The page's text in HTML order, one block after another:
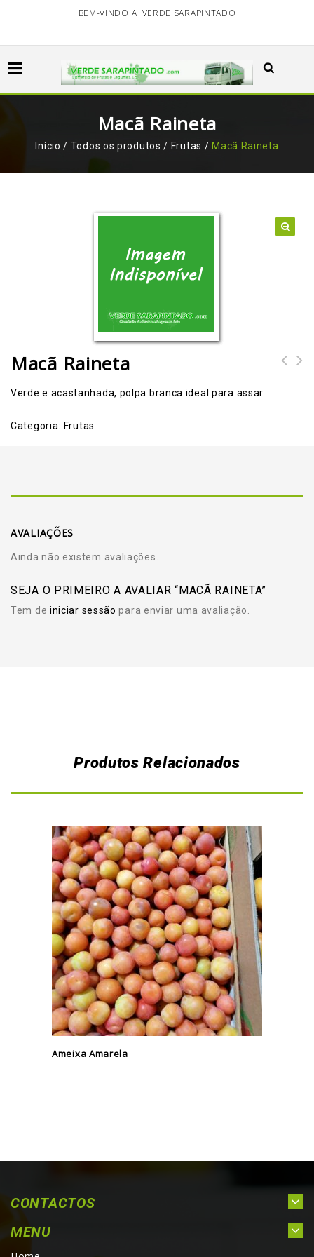
BEM-VINDO A VERDE SARAPINTADO
Macã Raineta
Início / Todos os produtos / Frutas / Macã Raineta
Macã Raineta
Verde e acastanhada, polpa branca ideal para assar.
Categoria: Frutas
AVALIAÇÕES
Ainda não existem avaliações.
SEJA O PRIMEIRO A AVALIAR “MACÃ RAINETA”
Tem de iniciar sessão para enviar uma avaliação.
Produtos Relacionados
Ameixa Amarela
CONTACTOS
MENU